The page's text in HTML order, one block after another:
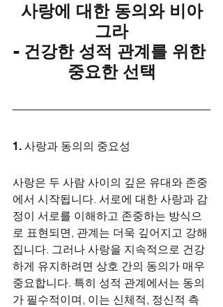
사랑에 대한 동의와 비아
그라
- 건강한 성적 관계를 위한
중요한 선택
1. 사랑과 동의의 중요성
사랑은 두 사람 사이의 깊은 유대와 존중
에서 시작됩니다. 서로에 대한 사랑과 감
정이 서로를 이해하고 존중하는 방식으
로 표현되면, 관계는 더욱 깊어지고 강해
집니다. 그러나 사랑을 지속적으로 건강
하게 유지하려면 상호 간의 동의가 매우
중요합니다. 특히 성적 관계에서는 동의
가 필수적이며, 이는 신체적, 정신적 측